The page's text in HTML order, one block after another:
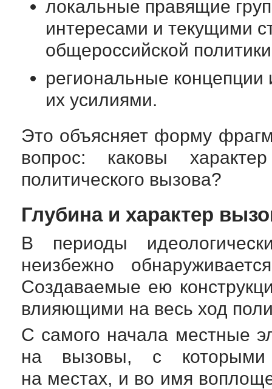
локальные правящие
интересами и текущими
общероссийской
региональные
их усилиями.
Это объясняет форму
вопрос: каковы
политического вызова?
Глубина и характер
В периоды
неизбежно
Создаваемые ею
влияющими на весь ход
С самого начала местные
на вызовы, с которыми
на местах, и во имя